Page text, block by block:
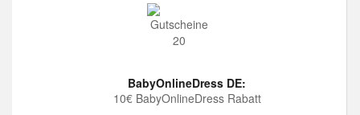
BabyOnlineDress DE:
10€ BabyOnlineDress Rabatt